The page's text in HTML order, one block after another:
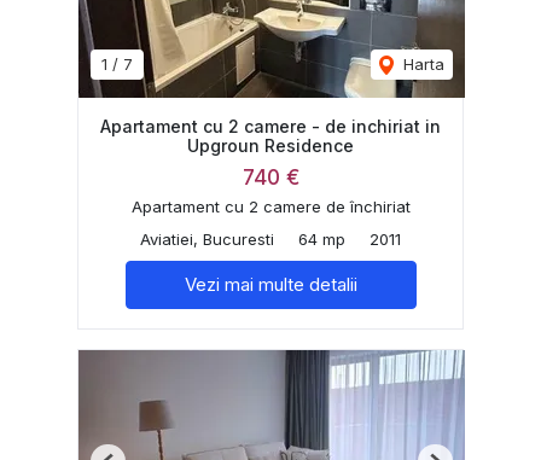
1 / 7 Harta
Apartament cu 2 camere - de inchiriat in
Upgroun Residence
740 €
Apartament cu 2 camere de închiriat
Aviatiei, Bucuresti
64 mp 2011
Vezi mai multe detalii